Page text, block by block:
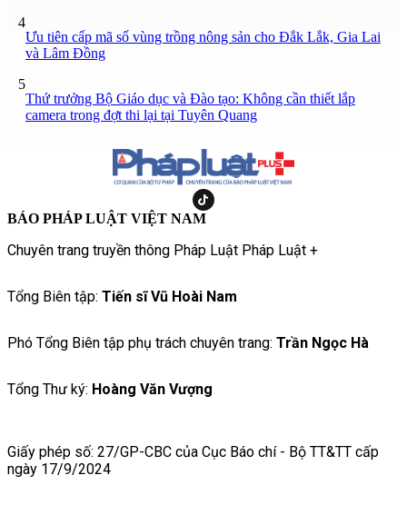
4
Ưu tiên cấp mã số vùng trồng nông sản cho Đắk Lắk, Gia Lai
và Lâm Đồng
5
Thứ trưởng Bộ Giáo dục và Đào tạo: Không cần thiết lắp
camera trong đợt thi lại tại Tuyên Quang
BÁO PHÁP LUẬT VIỆT NAM
Chuyên trang truyền thông Pháp Luật Pháp Luật +
Tổng Biên tập: Tiến sĩ Vũ Hoài Nam
Phó Tổng Biên tập phụ trách chuyên trang: Trần Ngọc Hà
Tổng Thư ký: Hoàng Văn Vượng
Giấy phép số: 27/GP-CBC của Cục Báo chí - Bộ TT&TT cấp
ngày 17/9/2024